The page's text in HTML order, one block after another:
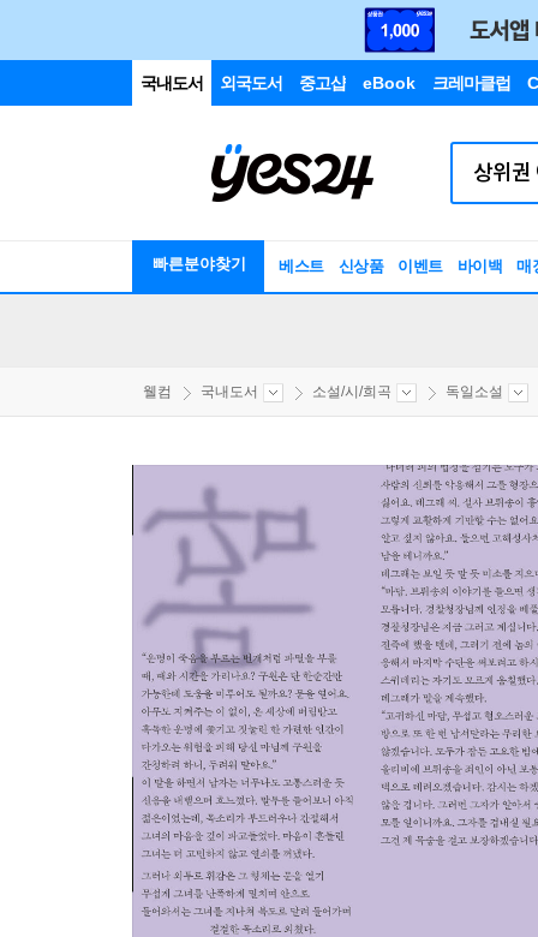
국내도서 외국도서 중고샵 eBook 크레마클럽
빠른분야찾기 베스트 신상품 이벤트 바이백 매
웰컴 국내도서 소설/시/희곡 독일소설